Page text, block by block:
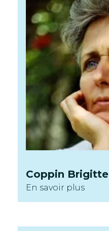
Coppin Brigitte
En savoir plus